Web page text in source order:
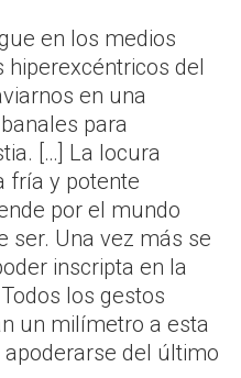
en los medios
del
en una
para
[…] La locura
fría y potente
por el mundo
ser. Una vez más se
inscripta en la
los gestos
un milímetro a esta
del último